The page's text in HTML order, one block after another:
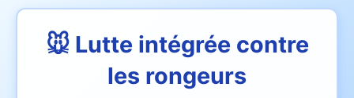
🐭 Lutte intégrée contre
les rongeurs